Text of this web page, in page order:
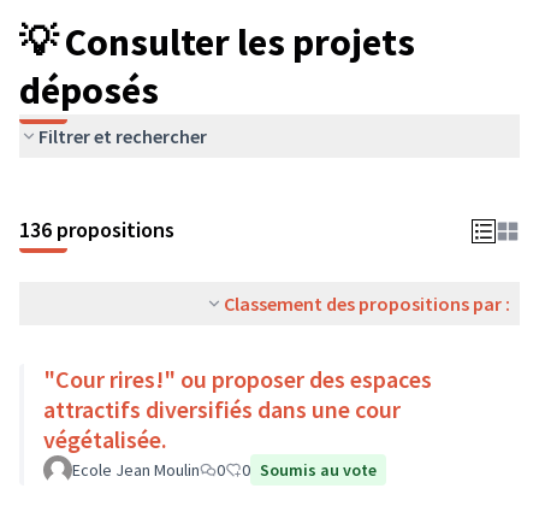
💡 Consulter les projets
déposés
Filtrer et rechercher
136 propositions
Classement des propositions par :
"Cour rires!" ou proposer des espaces
attractifs diversifiés dans une cour
végétalisée.
Ecole Jean Moulin 0 0 Soumis au vote